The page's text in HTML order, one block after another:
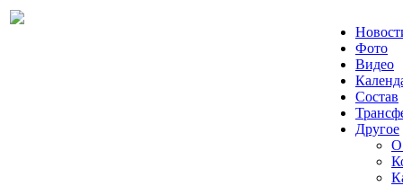
Фото
Видео
Состав
Другое
О